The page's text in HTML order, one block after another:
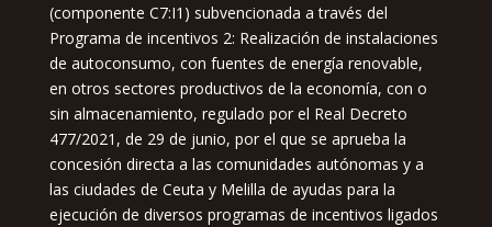
(componente C7:I1) subvencionada a través del
Programa de incentivos 2: Realización de instalaciones
de autoconsumo, con fuentes de energía renovable,
en otros sectores productivos de la economía, con o
sin almacenamiento, regulado por el Real Decreto
477/2021, de 29 de junio, por el que se aprueba la
concesión directa a las comunidades autónomas y a
las ciudades de Ceuta y Melilla de ayudas para la
ejecución de diversos programas de incentivos ligados